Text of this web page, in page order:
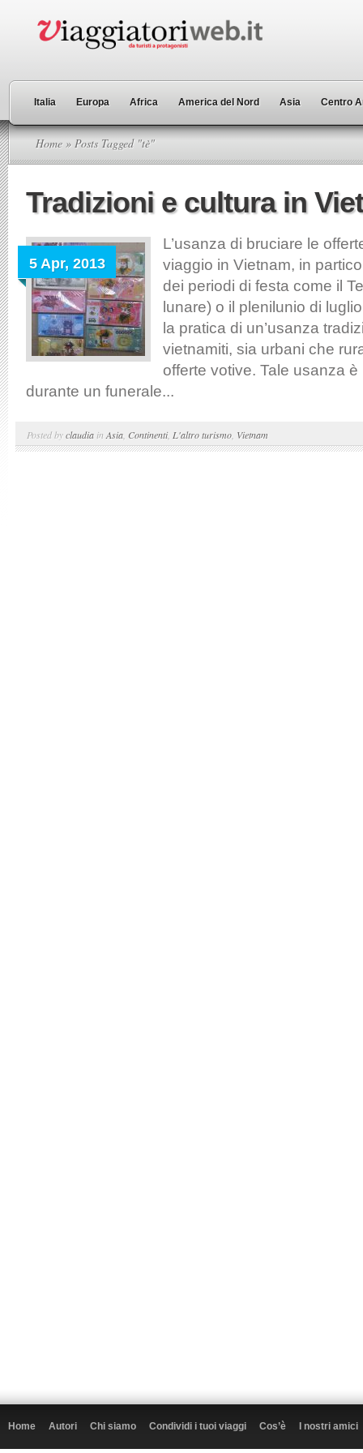
Italia Europa Africa America del Nord Asia Centro
Home » Posts Tagged "tè"
Tradizioni e cultura in
5 Apr, 2013
L’usanza di bruciare le
viaggio in Vietnam, in
dei periodi di festa come il
lunare) o il plenilunio di
la pratica di un’usanza
vietnamiti, sia urbani che
offerte votive. Tale usanza
durante un funerale...
Posted byclaudia in Asia Continenti, L'altro turismo Vietnam
Home Autori Chi siamo Condividi i tuoi viaggi Cos’è I nostri amici